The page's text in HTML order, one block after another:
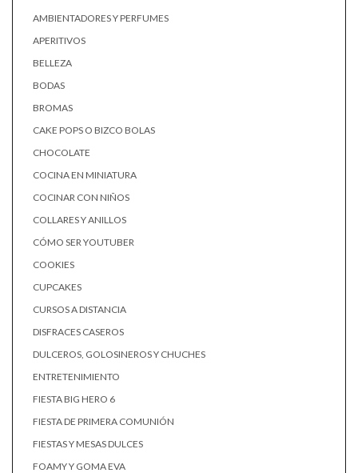
AMBIENTADORES Y PERFUMES
APERITIVOS
BELLEZA
BODAS
BROMAS
CAKE POPS O BIZCO BOLAS
CHOCOLATE
COCINA EN MINIATURA
COCINAR CON NIÑOS
COLLARES Y ANILLOS
CÓMO SER YOUTUBER
COOKIES
CUPCAKES
CURSOS A DISTANCIA
DISFRACES CASEROS
DULCEROS, GOLOSINEROS Y CHUCHES
ENTRETENIMIENTO
FIESTA BIG HERO 6
FIESTA DE PRIMERA COMUNIÓN
FIESTAS Y MESAS DULCES
FOAMY Y GOMA EVA